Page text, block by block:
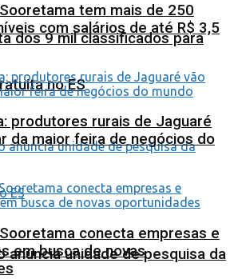
dos 9 mil classificados para
no ES
anuncia unidade de pesquisa da
tem mais de 250
com salários de até R$ 3,5
produtores rurais de Jaguaré
da maior feira de negócios do
conecta empresas e
em busca de novas